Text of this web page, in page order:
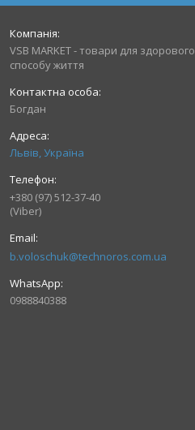
VSB MARKET - товари для здорового
способу життя
Богдан
Львів, Україна
+380 (97) 512-37-40
(Viber)
b.voloschuk@technoros.com.ua
0988840388